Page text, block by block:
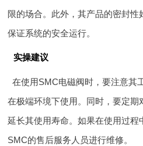
限的场合。此外，其产品的密封性
保证系统的安全运行。
实操建议
在使用SMC电磁阀时，要注意其
在极端环境下使用。同时，要定期
延长其使用寿命。如果在使用过程
SMC的售后服务人员进行维修。